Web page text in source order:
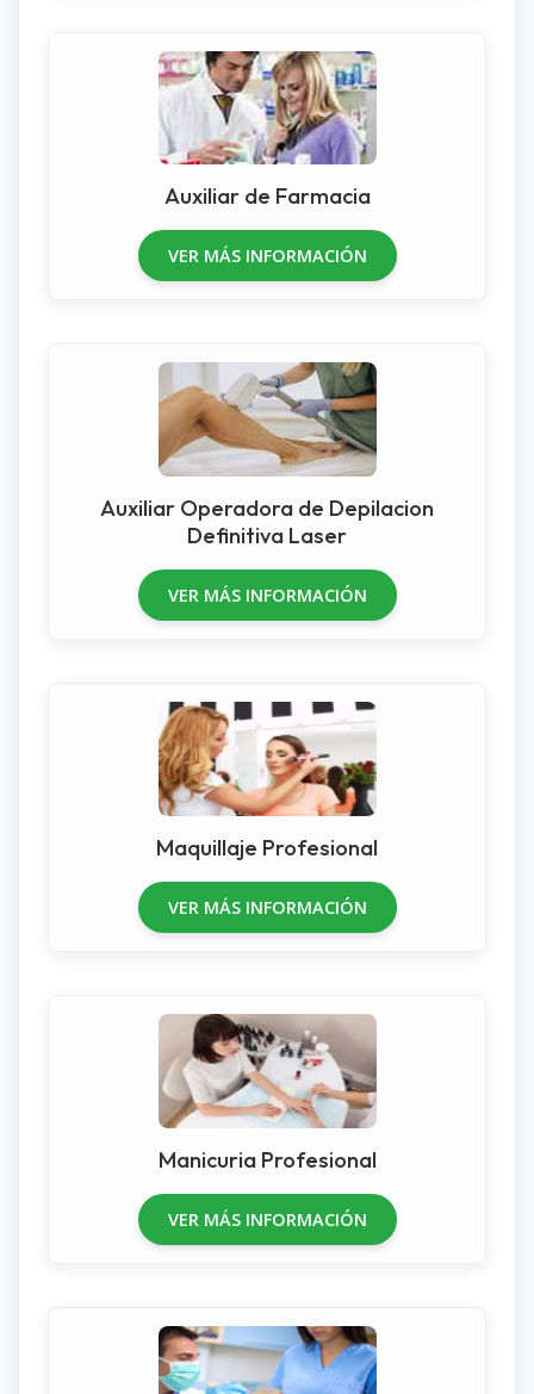
Auxiliar de Farmacia
VER MÁS INFORMACIÓN
Auxiliar Operadora de Depilacion
Definitiva Laser
VER MÁS INFORMACIÓN
Maquillaje Profesional
VER MÁS INFORMACIÓN
Manicuria Profesional
VER MÁS INFORMACIÓN